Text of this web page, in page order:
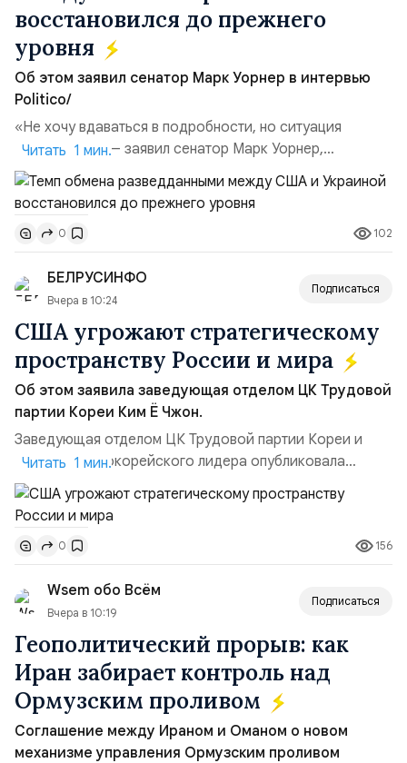
восстановился до прежнего
уровня
Об этом заявил сенатор Марк Уорнер в интервью
Politico/
«Не хочу вдаваться в подробности, но ситуация
улучшилась», — заявил сенатор Марк Уорнер,
высокопоставленный член комитета по разведке,
добавив, что использование Украиной беспилотников и
ракет большой дальности позволило ей наносить
удары вглубь российской территории и укрепило её
позиции.Сотрудничество со стороны США стало
ключом к позитивному пов...
Читать 1 мин.
0 102
БЕЛРУСИНФО
Вчера в 10:24
Подписаться
США угрожают стратегическому
пространству России и мира
Об этом заявила заведующая отделом ЦК Трудовой
партии Кореи Ким Ё Чжон.
Заведующая отделом ЦК Трудовой партии Кореи и
сестра северокорейского лидера опубликовала
заявление для прессы в ответ на проведение Токио
совместных с флотом США запусков крылатых ракет
Томагавк.«Япония отбросила обманчивую видимость
„исключительно оборонительной страны“ и выносит
вопрос о собственном ядерном вооружении на
всеобщее обозрение, одновреме...
Читать 1 мин.
0 156
Wsem обо Всём
Вчера в 10:19
Подписаться
Геополитический прорыв: как
Иран забирает контроль над
Ормузским проливом
Соглашение между Ираном и Оманом о новом
механизме управления Ормузским проливом